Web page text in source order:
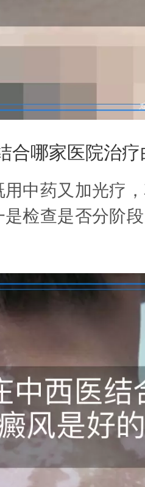
合哪家医院治
中药又加光疗
是检查是否分阶